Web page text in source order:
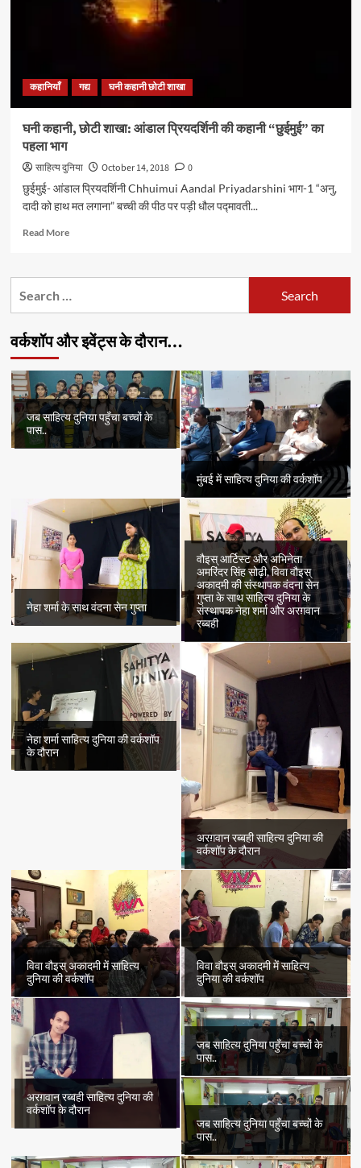
कहानी
कहानियाँ गद्य घनी कहानी छोटी शाखा
घनी कहानी, छोटी शाखा: आंडाल प्रियदर्शिनी की कहानी “छुईमुई” का
पहला भाग
साहित्य दुनिया October 14, 2018
0
छुईमुई- आंडाल प्रियदर्शिनी Chhuimui Aandal Priyadarshini भाग-1 “अनु,
दादी को हाथ मत लगाना” बच्ची की पीठ पर पड़ी धौल पद्मावती...
Read MoreRead
घनी
आंडाल
प्रियदर्शिनी
की
कहानी
“छुईमुई”
का
पहला
भाग
वर्कशॉप और इवेंट्स के दौरान…
जब साहित्य दुनिया पहुँचा बच्चों के
पास..
मुंबई में साहित्य दुनिया की वर्कशॉप
नेहा शर्मा के साथ वंदना सेन गुप्ता
वौइस् आर्टिस्ट और अभिनेता
अमरिंदर सिंह सोढ़ी, विवा वौइस्
अकादमी की संस्थापक वंदना सेन
गुप्ता के साथ साहित्य दुनिया के
संस्थापक नेहा शर्मा और अरग़वान
रब्बही
नेहा शर्मा साहित्य दुनिया की वर्कशॉप
के दौरान
अरग़वान रब्बही साहित्य दुनिया की
वर्कशॉप के दौरान
विवा वौइस् अकादमी में साहित्य
दुनिया की वर्कशॉप
विवा वौइस् अकादमी में साहित्य
दुनिया की वर्कशॉप
अरग़वान रब्बही साहित्य दुनिया की
वर्कशॉप के दौरान
जब साहित्य दुनिया पहुँचा बच्चों के
पास..
जब साहित्य दुनिया पहुँचा बच्चों के
पास..